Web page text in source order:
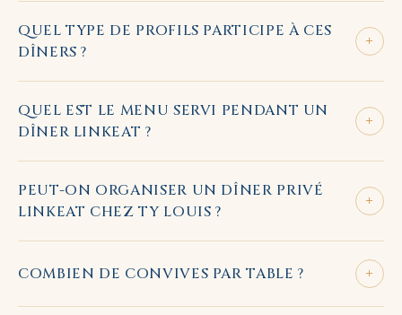
QUEL TYPE DE PROFILS PARTICIPE À CES
DÎNERS ?
+
QUEL EST LE MENU SERVI PENDANT UN
DÎNER LINKEAT ?
+
PEUT-ON ORGANISER UN DÎNER PRIVÉ
LINKEAT CHEZ TY LOUIS ?
+
COMBIEN DE CONVIVES PAR TABLE ? +